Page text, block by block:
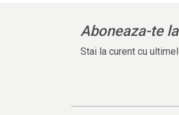
Aboneaza-te
Stai la curent cu